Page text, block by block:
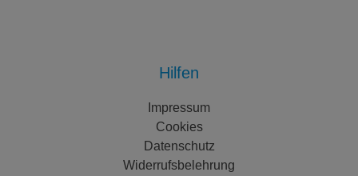
Hilfen
Impressum
Cookies
Datenschutz
Widerrufsbelehrung